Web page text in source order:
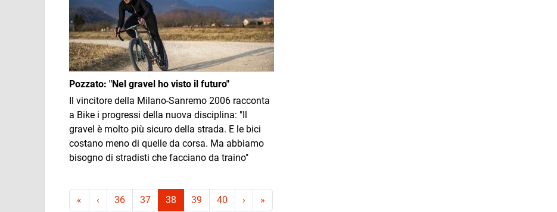
Pozzato: "Nel gravel ho visto il futuro"
Il vincitore della Milano-Sanremo 2006 racconta
a Bike i progressi della nuova disciplina: "Il
gravel è molto più sicuro della strada. E le bici
costano meno di quelle da corsa. Ma abbiamo
bisogno di stradisti che facciano da traino"
Paginazione
« Prima pagina
‹ Pagina precedente
36 37 38 39 40 › Pagina successiva
»